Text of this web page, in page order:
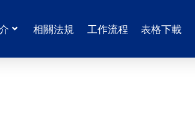
相關法規 工作流程 表格下載